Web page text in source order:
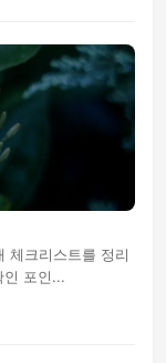
체크리스트를 정리
인 포인...